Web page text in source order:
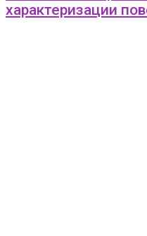
характеризации